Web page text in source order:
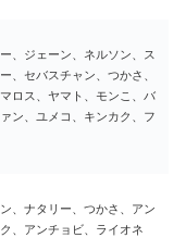
、ジェーン、ネルソン、ス
、セバスチャン、つかさ、
ロス、ヤマト、モンこ、バ
ン、ユメコ、キンカク、フ
、ナタリー、つかさ、アン
、アンチョビ、ライオネ